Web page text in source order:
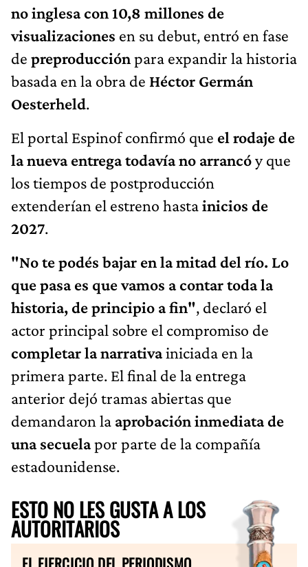
no inglesa con 10,8 millones de
visualizaciones en su debut, entró en fase
de preproducciónpara expandir la historia
basada en la obra de Héctor Germán
Oesterheld.
El portal Espinof confirmó que el rodaje de
la nueva entrega todavía no arrancóy que
los tiempos de postproducción
extenderían el estreno hastainicios de
2027.
"No te podés bajar en la mitad del río. Lo
que pasa es que vamos a contar toda la
historia, de principio a fin", declaró el
actor principal sobre el compromiso de
completar la narrativainiciada en la
primera parte. El final de la entrega
anterior dejó tramas abiertas que
demandaron la aprobación inmediata de
una secuelapor parte de la compañía
estadounidense.
ESTO NO LES GUSTA A LOS
AUTORITARIOS